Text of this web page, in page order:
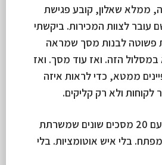
ממלא שאלון, קובע פגישת
עובר לצוות המכירות. ביקשתי
פשוטה לבנות מסך שמראה
הזה. ואז עוד מסך. ואז
ממטא, כדי לראות איזה
לקוחות ולא רק קליקים.
היום זו פלטפורמה עם 20 מסכים שונים שמשרתת
מפתח. בלי איש אוטומציות. בלי